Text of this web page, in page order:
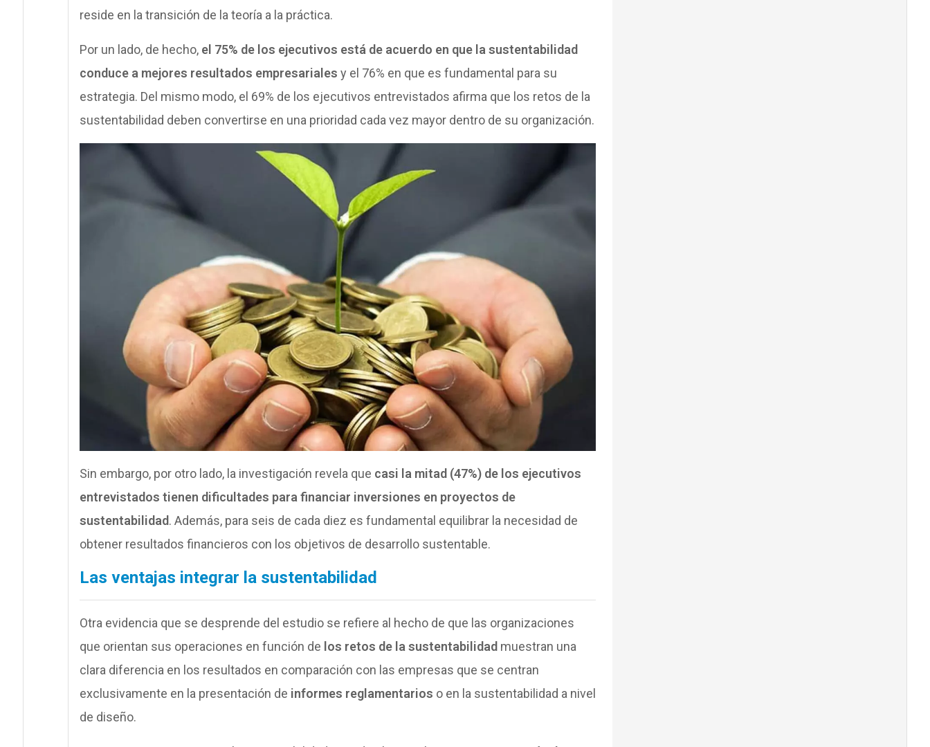
reside en la transición de la teoría a la práctica.
Por un lado, de hecho, el 75% de los ejecutivos está de acuerdo en que la sustentabilidad
conduce a mejores resultados empresariales y el 76% en que es fundamental para su
estrategia. Del mismo modo, el 69% de los ejecutivos entrevistados afirma que los retos de la
sustentabilidad deben convertirse en una prioridad cada vez mayor dentro de su organización.
Sin embargo, por otro lado, la investigación revela que casi la mitad (47%) de los ejecutivos
entrevistados tienen dificultades para financiar inversiones en proyectos de
sustentabilidad. Además, para seis de cada diez es fundamental equilibrar la necesidad de
obtener resultados financieros con los objetivos de desarrollo sustentable.
Las ventajas integrar la sustentabilidad
Otra evidencia que se desprende del estudio se refiere al hecho de que las organizaciones
que orientan sus operaciones en función de los retos de la sustentabilidad muestran una
clara diferencia en los resultados en comparación con las empresas que se centran
exclusivamente en la presentación de informes reglamentarios o en la sustentabilidad a nivel
de diseño.